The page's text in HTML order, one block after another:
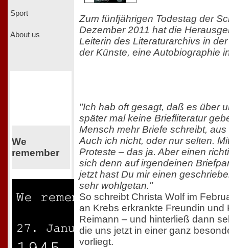
Sport
About us
We
remember
Zum fünfjährigen Todestag der
Dezember 2011 hat die
Leiterin des Literaturarchivs in
der Künste, eine Autobiographie
"Ich hab oft gesagt, daß es über
später mal keine Briefliteratur
Mensch mehr Briefe schreibt,
Auch ich nicht, oder nur selten.
Proteste – das ja. Aber einen
sich denn auf irgendeinen
jetzt hast Du mir einen
sehr wohlgetan."
So schreibt Christa Wolf im
an Krebs erkrankte Freundin und
Reimann – und hinterließ dann
die uns jetzt in einer ganz
vorliegt.